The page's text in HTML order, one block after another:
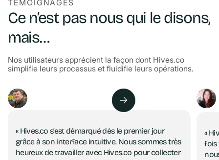
TÉMOIGNAGES
Ce n’est pas nous qui le disons,
mais…
Nos utilisateurs apprécient la façon dont Hives.co
simplifie leurs processus et fluidifie leurs opérations.
« Hives.co s’est démarqué dès le premier jour
grâce à son interface intuitive. Nous sommes très
heureux de travailler avec Hives.co pour collecter
«
fois